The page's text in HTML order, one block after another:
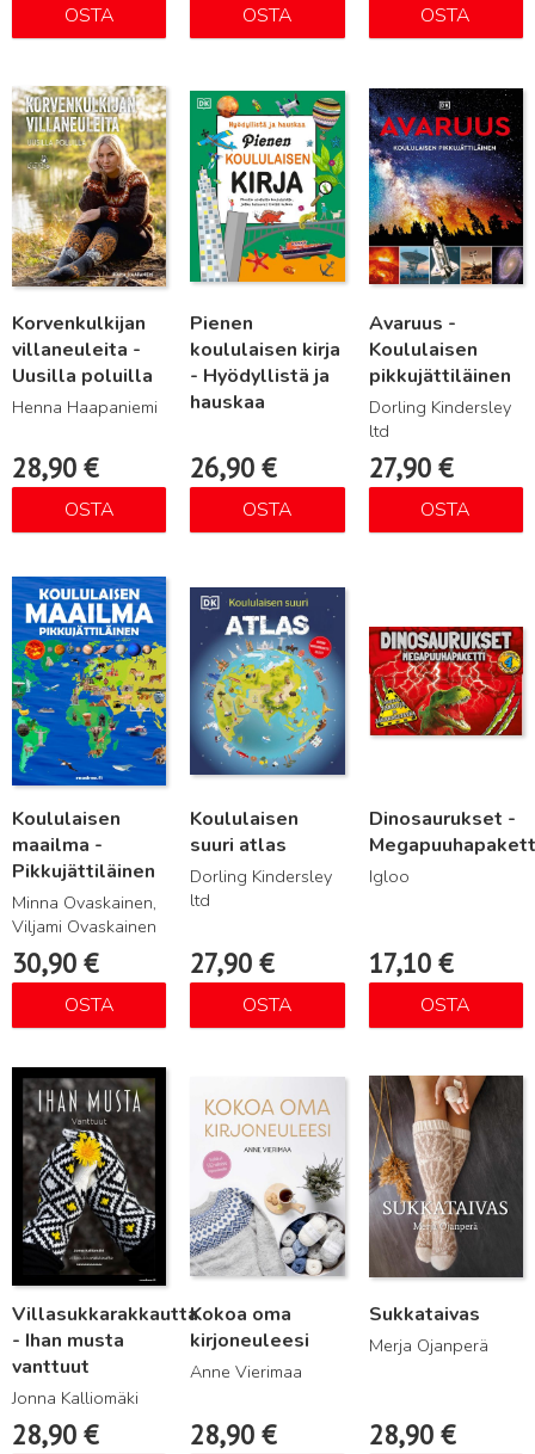
OSTA OSTA OSTA
Korvenkulkijan
villaneuleita -
Uusilla poluilla
Henna Haapaniemi
28,90 €
OSTA
Lue lisää
Pienen
koululaisen kirja
- Hyödyllistä ja
hauskaa
26,90€
OSTA
Lue lisää
Avaruus -
Koululaisen
pikkujättiläinen
Dorling Kindersley
ltd
27,90 €
OSTA
Lue lisää
Koululaisen
maailma -
Pikkujättiläinen
Minna Ovaskainen,
Viljami Ovaskainen
30,90 €
OSTA
Lue lisää
Koululaisen
suuri atlas
Dorling Kindersley
ltd
27,90€
OSTA
Lue lisää
Dinosaurukset -
Igloo
17,10 €
OSTA
Villasukkarakkautta
- Ihan musta
vanttuut
Jonna Kalliomäki
28,90 €
Lue lisää
Kokoa oma
kirjoneuleesi
Anne Vierimaa
28,90€
Sukkataivas
Merja Ojanperä
28,90 €
Lue lisää